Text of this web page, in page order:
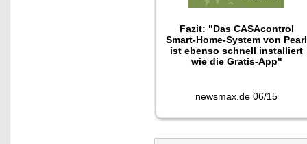
Fazit: "Das CASAcontrol
Smart-Home-System von Pearl
ist ebenso schnell installiert
wie die Gratis-App"
newsmax.de 06/15